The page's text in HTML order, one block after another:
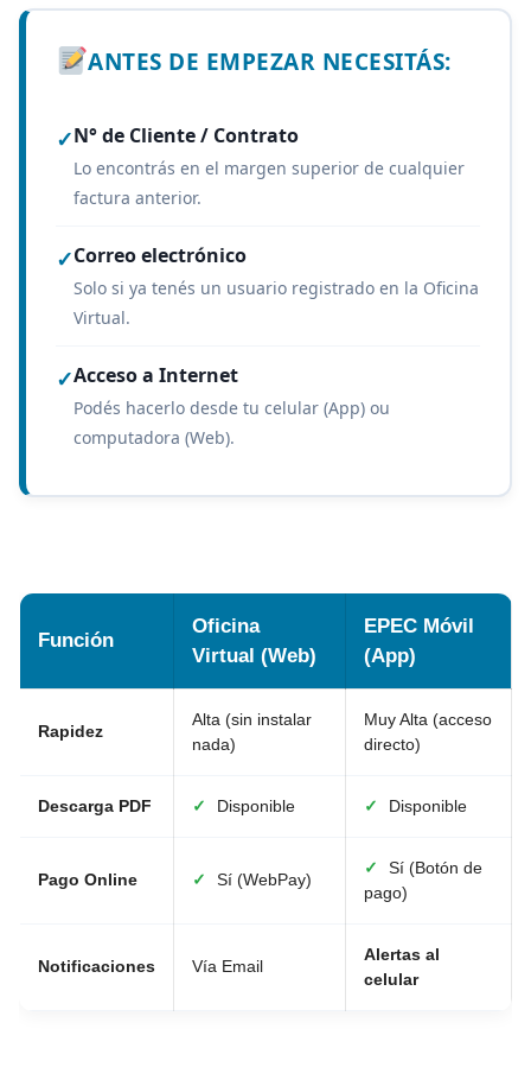
ANTES DE EMPEZAR NECESITÁS:
✓N° de Cliente / Contrato
Lo encontrás en el margen superior de cualquier
factura anterior.
✓Correo electrónico
Solo si ya tenés un usuario registrado en la Oficina
Virtual.
✓Acceso a Internet
Podés hacerlo desde tu celular (App) ou
computadora (Web).
Función
Oficina
Virtual (Web)
EPEC Móvil
(App)
Rapidez
Alta (sin instalar
nada)
Muy Alta (acceso
directo)
Descarga PDF ✓ Disponible ✓ Disponible
Pago Online ✓ Sí (WebPay)
✓
Sí (Botón de
pago)
Notificaciones Vía Email
Alertas al
celular